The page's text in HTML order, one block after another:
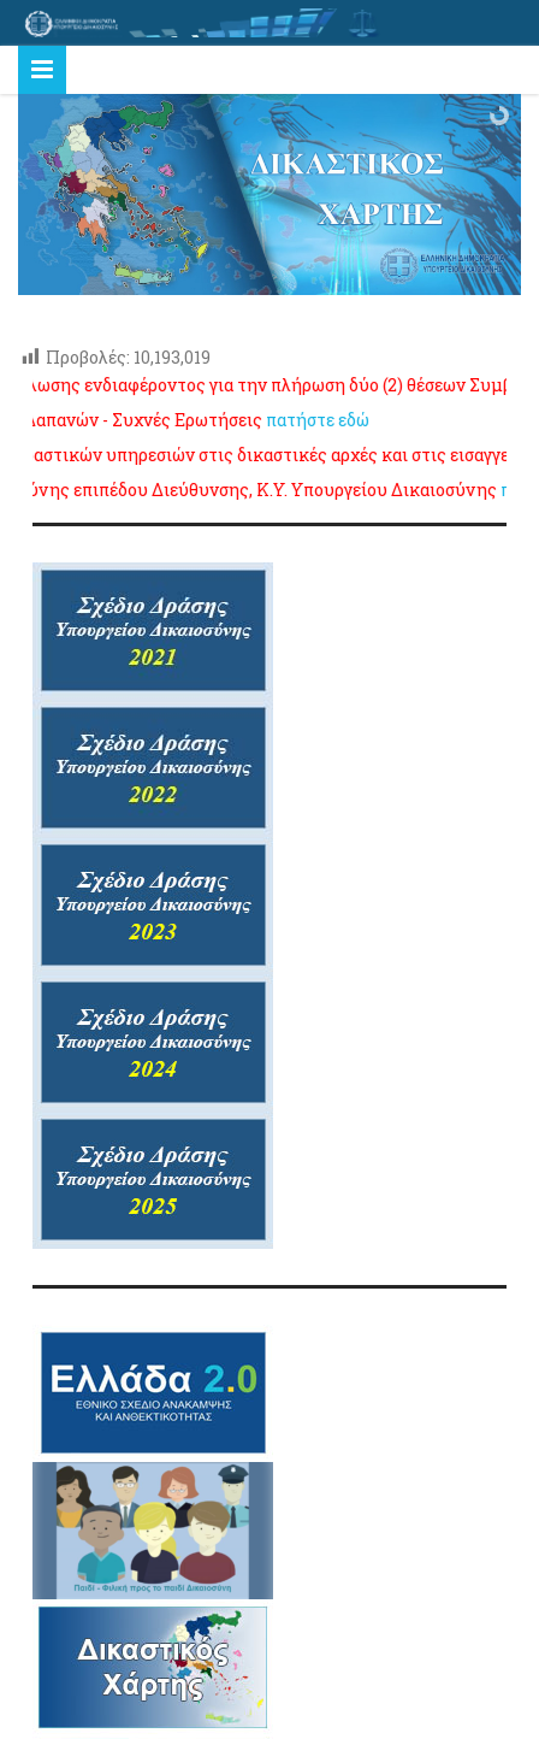
Προβολές: 10,193,019
ενδιαφέροντος για την πλήρωση δύο (2) θέσεων
- Συχνές Ερωτήσειςπατήστε εδώ
υπηρεσιών στις δικαστικές αρχές και στις εισαγγελίες
επιπέδου Διεύθυνσης, K.Y. Υπουργείου Δικαιοσύνηςπατήστε